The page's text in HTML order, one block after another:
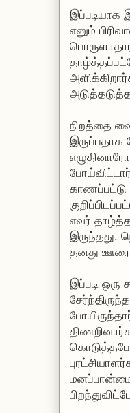
இப்படியாக
எனும்
நிறத்தை
இருப்பதாக
காணப்பட்டு
எவர்
இருந்தது.
தனது ஊரை
இப்படி ஒரு